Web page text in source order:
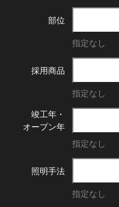
部位
指定なし
採用商品
指定なし
竣工年・
オープン年
指定なし
照明手法
指定なし